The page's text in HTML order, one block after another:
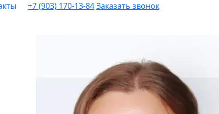
+7 (903) 170-13-84Заказать звонок